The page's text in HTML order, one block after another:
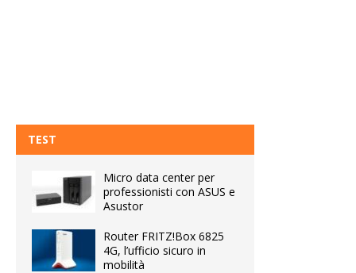
TEST
Micro data center per
professionisti con ASUS e
Asustor
Router FRITZ!Box 6825
4G, l’ufficio sicuro in
mobilità